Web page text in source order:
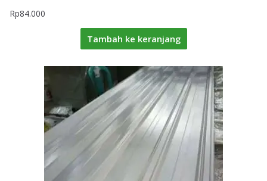
Rp84.000
Tambah ke keranjang